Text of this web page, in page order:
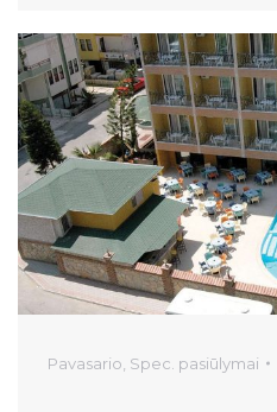
Pavasario Spec. pasiūlymai